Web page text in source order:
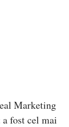
Marketing
fost cel mai